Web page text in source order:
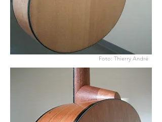
Foto: Thierry André